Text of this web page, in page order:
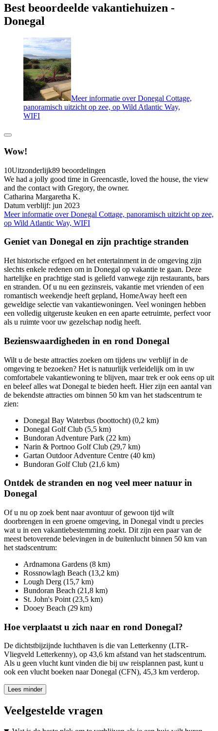
Best beoordeelde vakantiehuizen -
Donegal
Meer informatie over Donegal Cottage,
panoramisch uitzicht op zee, op Wild Atlantic Way,
WIFI
Wow!
10Uitzonderlijk89 beoordelingen
We had a jolly good time in Greencastle, loved the house, the view
and the contact with Gregory, the owner.
Catharina Margaretha K.
Datum verblijf: jun 2023
Meer informatie over Donegal Cottage, panoramisch uitzicht op zee,
op Wild Atlantic Way, WIFI
Geniet van Donegal en zijn prachtige stranden
Het historische erfgoed en het entertainment in de omgeving zijn
slechts enkele redenen om in Donegal op vakantie te gaan. Deze
hartelijke en prachtige stad is geliefd vanwege zijn restaurants, bars
en stranden. Of u nu een gezinsreis, vakantie met vrienden of een
romantisch weekendje heeft gepland, HomeAway heeft een
geweldige selectie van vakantiewoningen. Veel woningen hebben
een volledig uitgeruste keuken en een aparte eetruimte, perfect voor
als u ruimte voor uw gezelschap nodig heeft.
Bezienswaardigheden in en rond Donegal
Wilt u de beste attracties zoeken om tijdens uw verblijf in de
omgeving te bezoeken? Het is natuurlijk verleidelijk om in uw
comfortabele vakantiewoning te blijven, maar trek er ook eens op uit
en beleef alles wat Donegal te bieden heeft. Hier zijn een aantal van
de bekendste attracties om binnen 50 km van het stadscentrum te
zien:
Donegal Bay Waterbus (boottocht) (0,2 km)
Donegal Golf Club (5,5 km)
Bundoran Adventure Park (22 km)
Narin & Portnoo Golf Club (29,7 km)
Gartan Outdoor Adventure Centre (40 km)
Bundoran Golf Club (21,6 km)
Ontdek de stranden en nog veel meer natuur in
Donegal
Of u nu op zoek bent naar avontuur of gewoon tijd wilt
doorbrengen in een groene omgeving, in Donegal vindt u precies
wat u in een vakantiebestemming zoekt. Dit zijn een paar van de
meest betoverende belevingen in de buitenlucht binnen 50 km van
het stadscentrum:
Ardnamona Gardens (8 km)
Rossnowlagh Beach (13,2 km)
Lough Derg (15,7 km)
Bundoran Beach (21,8 km)
St. John's Point (23,5 km)
Dooey Beach (29 km)
Hoe verplaatst u zich naar en rond Donegal?
De dichtstbijzijnde luchthaven is die van Letterkenny (LTR-
Vliegveld Letterkenny), op 43,6 km afstand van het stadscentrum.
Als u geen vlucht kunt vinden die bij uw reisplannen past, kunt u
ook een vlucht boeken naar Donegal (CFN), 45,3 km verderop.
Lees minder
Veelgestelde vragen